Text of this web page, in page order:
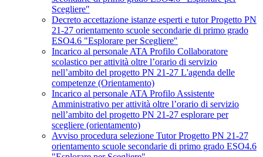
Scegliere"
Decreto accettazione istanze esperti e tutor Progetto PN
21-27 orientamento scuole secondarie di primo grado
ESO4.6 "Esplorare per Scegliere"
Incarico al personale ATA Profilo Collaboratore
scolastico per attività oltre l’orario di servizio
nell’ambito del progetto PN 21-27 L'agenda delle
competenze (Orientamento)
Incarico al personale ATA Profilo Assistente
Amministrativo per attività oltre l’orario di servizio
nell’ambito del progetto PN 21-27 esplorare per
scegliere (orientamento)
Avviso procedura selezione Tutor Progetto PN 21-27
orientamento scuole secondarie di primo grado ESO4.6